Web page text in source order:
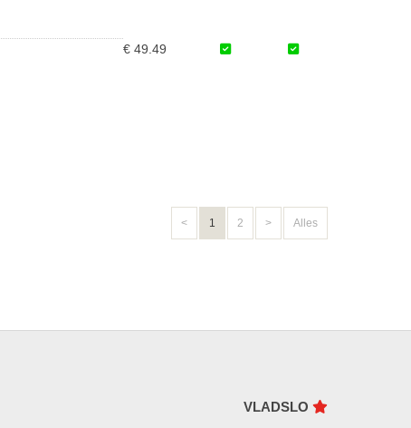
€ 49.49
< 1 2 > Alles
VLADSLO